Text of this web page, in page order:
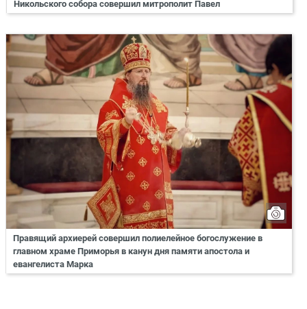
Никольского собора совершил митрополит Павел
Правящий архиерей совершил полиелейное богослужение в
главном храме Приморья в канун дня памяти апостола и
евангелиста Марка